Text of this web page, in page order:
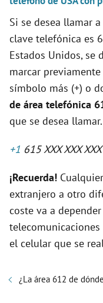
Si se desea llamar
clave telefónica es
Estados Unidos, se
marcar
símbolo más (+) o
de área telefónica
que se desea llamar.
+1 615 XXX XXX XXX
¡Recuerda!
extranjero a otro
coste va a
el celular que se
¿La área 612 de